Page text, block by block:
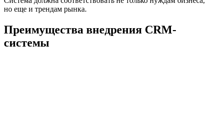
но еще и трендам рынка.
Преимущества внедрения CRM-
системы